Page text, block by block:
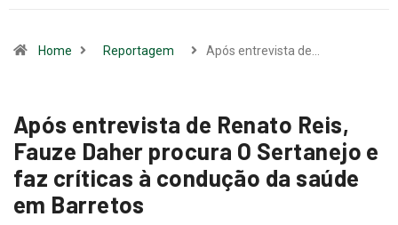
Home Reportagem Após entrevista de…
Após entrevista de Renato Reis,
Fauze Daher procura O Sertanejo e
faz críticas à condução da saúde
em Barretos